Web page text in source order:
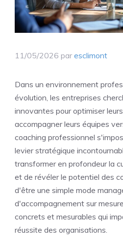
11/05/2026 par esclimont
Dans un environnement
évolution, les entreprises
innovantes pour optimiser
accompagner leurs équipes
coaching professionnel
levier stratégique
transformer en profondeur la
et de révéler le potentiel des
d'être une simple mode
d'accompagnement sur
concrets et mesurables qui
réussite des organisations.